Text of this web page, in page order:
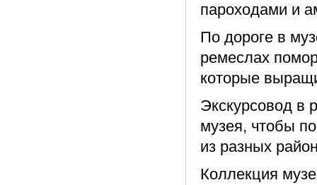
пароходами и
По дороге в
ремеслах
которые
Экскурсовод в
музея, чтобы
из разных
Коллекция